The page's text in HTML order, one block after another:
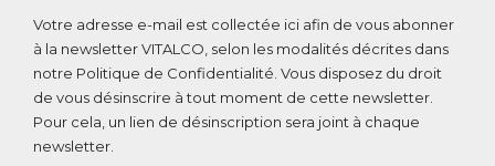
Votre adresse e-mail est collectée ici afin de vous abonner
à la newsletter VITALCO, selon les modalités décrites dans
notre Politique de Confidentialité. Vous disposez du droit
de vous désinscrire à tout moment de cette newsletter.
Pour cela, un lien de désinscription sera joint à chaque
newsletter.